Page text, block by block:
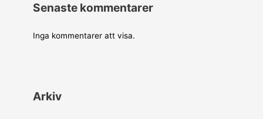
Senaste kommentarer
Inga kommentarer att visa.
Arkiv